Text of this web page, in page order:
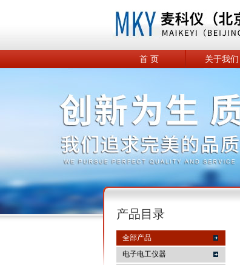
首 页 关于我们
产品目录
全部产品
电子电工仪器